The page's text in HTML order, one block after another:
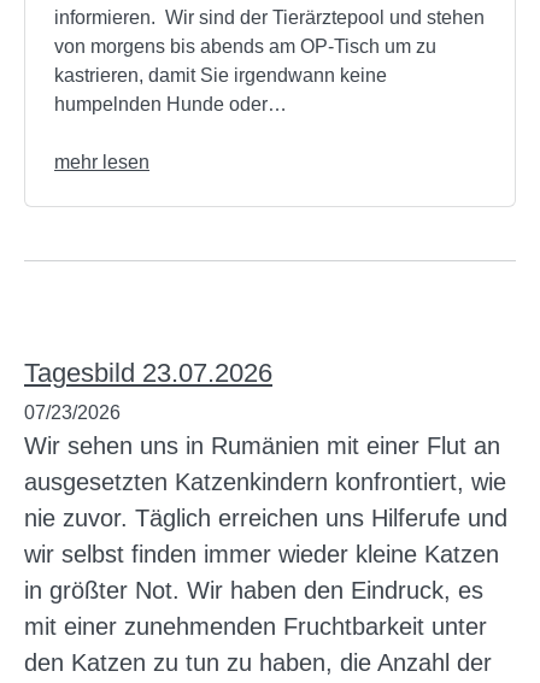
informieren. Wir sind der Tierärztepool und stehen
von morgens bis abends am OP-Tisch um zu
kastrieren, damit Sie irgendwann keine
humpelnden Hunde oder…
mehr lesen
Tagesbild 23.07.2026
07/23/2026
Wir sehen uns in Rumänien mit einer Flut an
ausgesetzten Katzenkindern konfrontiert, wie
nie zuvor. Täglich erreichen uns Hilferufe und
wir selbst finden immer wieder kleine Katzen
in größter Not. Wir haben den Eindruck, es
mit einer zunehmenden Fruchtbarkeit unter
den Katzen zu tun zu haben, die Anzahl der